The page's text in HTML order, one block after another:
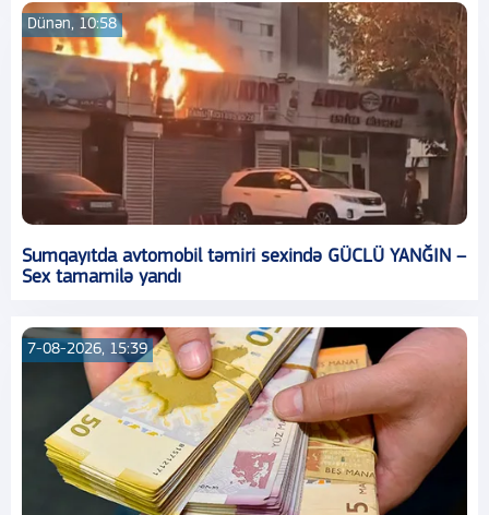
Dünən, 10:58
Sumqayıtda avtomobil təmiri sexində GÜCLÜ YANĞIN –
Sex tamamilə yandı
7-08-2026, 15:39